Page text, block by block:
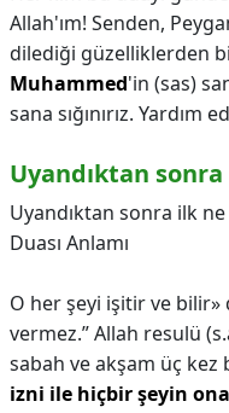
Allah'ım! Senden,
dilediği güzelliklerden
Muhammed'in (sas)
sana sığınırız. Yardım
Uyandıktan sonra
Uyandıktan sonra ilk ne
Duası Anlamı
O her şeyi işitir ve
vermez.” Allah resulü
sabah ve akşam üç kez
izni ile hiçbir şeyin